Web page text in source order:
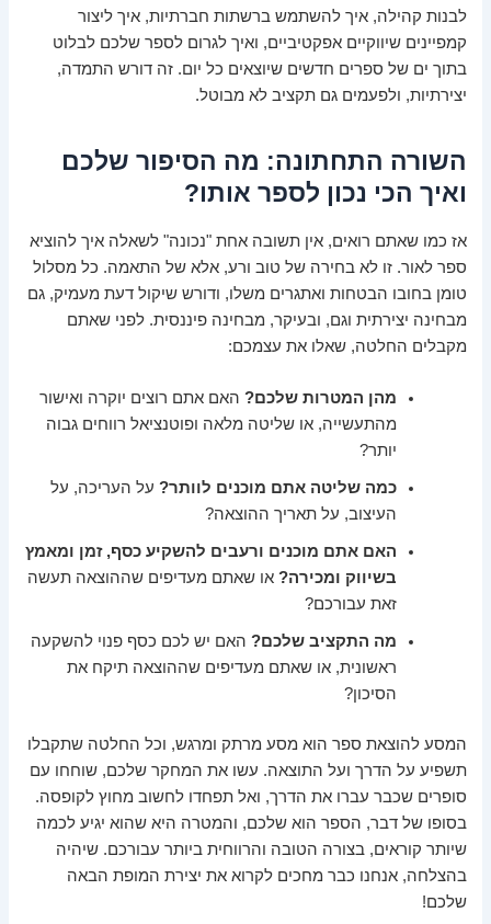
לבנות קהילה, איך להשתמש ברשתות חברתיות, איך ליצור
קמפיינים שיווקיים אפקטיביים, ואיך לגרום לספר שלכם לבלוט
בתוך ים של ספרים חדשים שיוצאים כל יום. זה דורש התמדה,
יצירתיות, ולפעמים גם תקציב לא מבוטל.
השורה התחתונה: מה הסיפור שלכם
ואיך הכי נכון לספר אותו?
אז כמו שאתם רואים, אין תשובה אחת "נכונה" לשאלה איך להוציא
ספר לאור. זו לא בחירה של טוב ורע, אלא של התאמה. כל מסלול
טומן בחובו הבטחות ואתגרים משלו, ודורש שיקול דעת מעמיק, גם
מבחינה יצירתית וגם, ובעיקר, מבחינה פיננסית. לפני שאתם
מקבלים החלטה, שאלו את עצמכם:
מהן המטרות שלכם? האם אתם רוצים יוקרה ואישור
מהתעשייה, או שליטה מלאה ופוטנציאל רווחים גבוה
יותר?
כמה שליטה אתם מוכנים לוותר? על העריכה, על
העיצוב, על תאריך ההוצאה?
האם אתם מוכנים ורעבים להשקיע כסף, זמן ומאמץ
בשיווק ומכירה? או שאתם מעדיפים שההוצאה תעשה
זאת עבורכם?
מה התקציב שלכם? האם יש לכם כסף פנוי להשקעה
ראשונית, או שאתם מעדיפים שההוצאה תיקח את
הסיכון?
המסע להוצאת ספר הוא מסע מרתק ומרגש, וכל החלטה שתקבלו
תשפיע על הדרך ועל התוצאה. עשו את המחקר שלכם, שוחחו עם
סופרים שכבר עברו את הדרך, ואל תפחדו לחשוב מחוץ לקופסה.
בסופו של דבר, הספר הוא שלכם, והמטרה היא שהוא יגיע לכמה
שיותר קוראים, בצורה הטובה והרווחית ביותר עבורכם. שיהיה
בהצלחה, אנחנו כבר מחכים לקרוא את יצירת המופת הבאה
שלכם!